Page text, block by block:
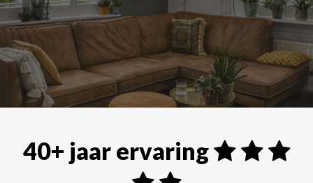
Alle soorten raamdecoraties zoals shutters,
40+ jaar ervaring